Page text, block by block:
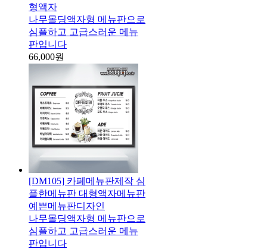
형액자
나무몰딩액자형 메뉴판으로
심플하고 고급스러운 메뉴
판입니다
66,000원
[DM105] 카페메뉴판제작 심
플한메뉴판 대형액자메뉴판
예쁜메뉴판디자인
나무몰딩액자형 메뉴판으로
심플하고 고급스러운 메뉴
판입니다